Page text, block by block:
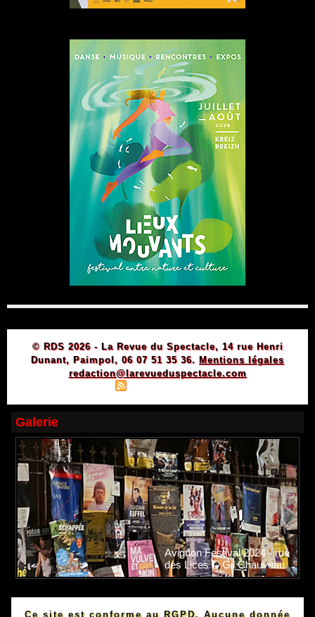
© RDS 2026 - La Revue du Spectacle, 14 rue Henri
Dunant, Paimpol, 06 07 51 35 36. Mentions légales
redaction@larevueduspectacle.com
Galerie
Avignon Festival 2024 - rue
des Lices © Gil Chauveau.
Ce site est conforme au RGPD. Aucune donnée